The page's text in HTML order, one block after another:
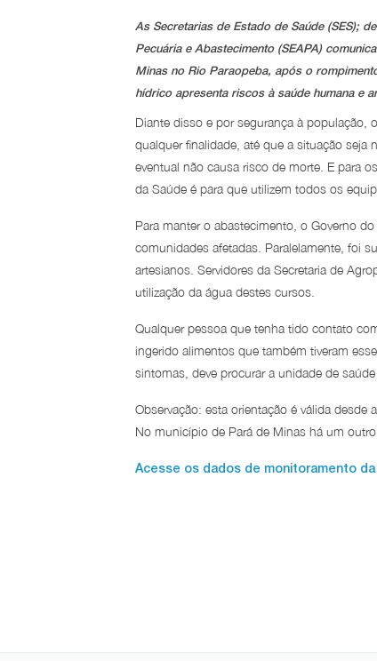
As Secretarias de Estado de Saúde (SES);
Pecuária e Abastecimento (SEAPA)
Minas no Rio Paraopeba, após o
hídrico apresenta riscos à saúde humana e
Diante disso e por segurança à população,
qualquer finalidade, até que a situação seja
eventual não causa risco de morte. E para
da Saúde é para que utilizem todos os
Para manter o abastecimento, o Governo
comunidades afetadas. Paralelamente, foi
artesianos. Servidores da Secretaria de
utilização da água destes cursos.
Qualquer pessoa que tenha tido contato
ingerido alimentos que também tiveram
sintomas, deve procurar a unidade de
Observação: esta orientação é válida desde
No município de Pará de Minas há um
Acesse os dados de monitoramento